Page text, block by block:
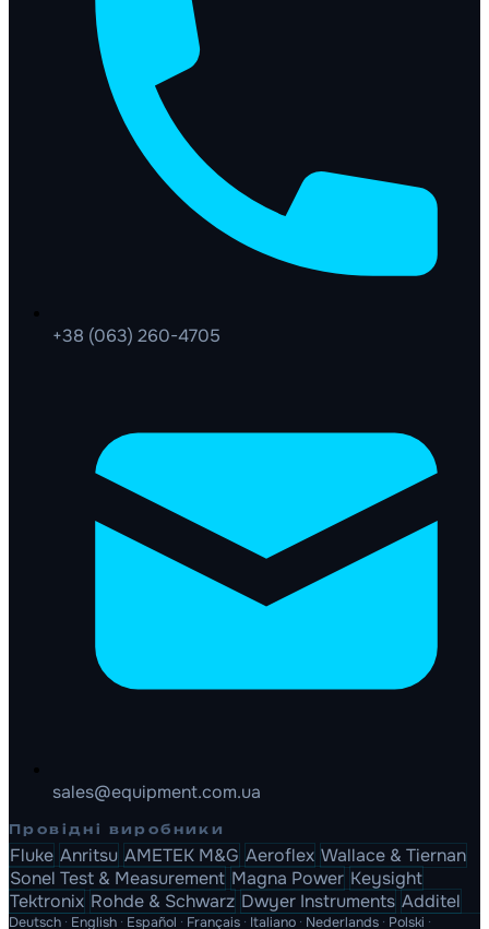
+38 (063) 260-4705
sales@equipment.com.ua
Провідні виробники
Fluke Anritsu AMETEK M&G Aeroflex Wallace & Tiernan
Sonel Test & Measurement Magna Power Keysight
Tektronix Rohde & Schwarz Dwyer Instruments Additel
Deutsch · English · Español · Français · Italiano · Nederlands · Polski ·